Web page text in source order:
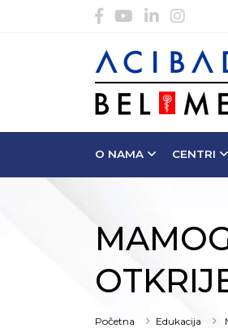
O NAMA CENTRI
Početna Edukacija